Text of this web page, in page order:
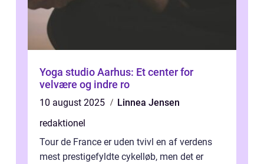
Yoga studio Aarhus: Et center for
velvære og indre ro
10 august 2025
Linnea Jensen
redaktionel
Tour de France er uden tvivl en af verdens
mest prestigefyldte cykelløb, men det er